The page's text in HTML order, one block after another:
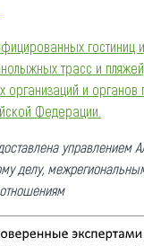
гостиниц
трасс и пляжей,
организаций и органов
Федерации.
управлением
делу,